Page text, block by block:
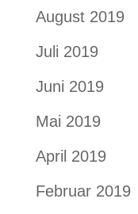
August 2019
Juli 2019
Juni 2019
Mai 2019
April 2019
Februar 2019